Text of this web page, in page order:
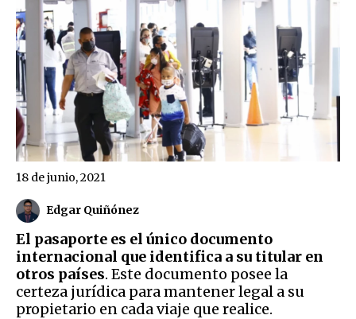
Edgar Quiñónez
18 de junio, 2021
El pasaporte es el único documento
internacional que identifica a su titular en
otros países. Este documento posee la
certeza jurídica para mantener legal a su
propietario en cada viaje que realice.